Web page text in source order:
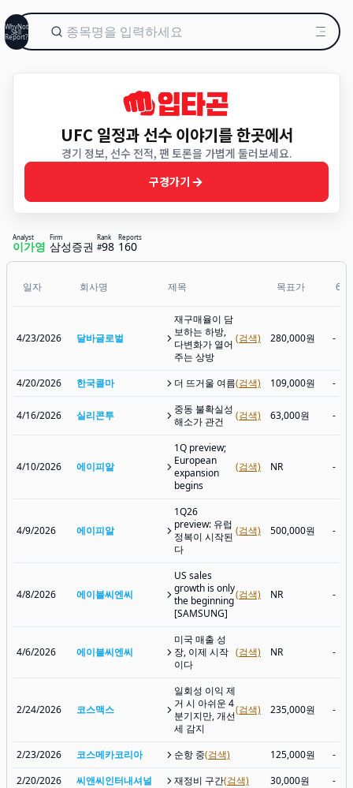
WhyNot
Sell
Report?
UFC 일정과 선수 이야기를 한곳에서
경기 정보, 선수 전적, 팬 토론을 가볍게 둘러보세요.
구경가기
Analyst
이가영
Firm
삼성증권
Rank
#98
Reports
160
일자 회사명 제목 목표가 6개
4/23/2026 달바글로벌
재구매율이 담
보하는 하방,
다변화가 열어
주는 상방
(검색) 280,000원 -
4/20/2026 한국콜마 더 뜨거울 여름(검색) 109,000원 -
4/16/2026 실리콘투
중동 불확실성
해소가 관건
(검색) 63,000원 -
4/10/2026 에이피알
1Q preview;
European
expansion
begins
(검색) NR -
4/9/2026 에이피알
1Q26
preview: 유럽
정복이 시작된
다
(검색) 500,000원 -
4/8/2026 에이블씨엔씨
US sales
growth is only
the beginning
[SAMSUNG]
(검색) NR -
4/6/2026 에이블씨엔씨
미국 매출 성
장, 이제 시작
이다
(검색) NR -
2/24/2026 코스맥스
일회성 이익 제
거 시 아쉬운 4
분기지만, 개선
세 감지
(검색) 235,000원 -
2/23/2026 코스메카코리아 순항 중(검색) 125,000원
-
2/20/2026
씨앤씨인터내셔널 재정비 구간(검색) 30,000원 -